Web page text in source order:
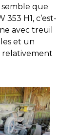
semble que
353 H1, c’est-
avec treuil
et un
relativement